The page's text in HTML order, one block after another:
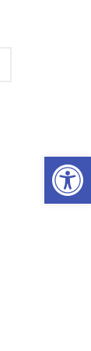
Ouvrir